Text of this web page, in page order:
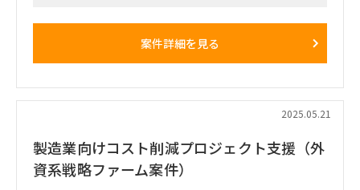
・業務要件はユースケース,業務フロー概要,販売会社との役
割分担/連携なども含める想定（詳細業務フロー,マニュアル,
・この後続は
・「②保険商談関連ITシステム群」の詳細要件検討、導入、
開発など ⇒A社のIT部門にパスする形の想定
・ドキュメンテーション支援など、周辺業務のサポート
■体制：
3チーム構成（管理者含む9名体制を予定）、大手ファーム出
身者多数参画済み
案件詳細を見る
2025.05.21
製造業向けコスト削減プロジェクト支援（外
資系戦略ファーム案件）